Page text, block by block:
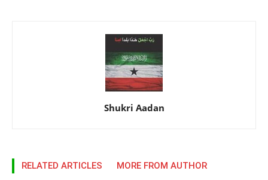
Shukri Aadan
RELATED ARTICLES MORE FROM AUTHOR